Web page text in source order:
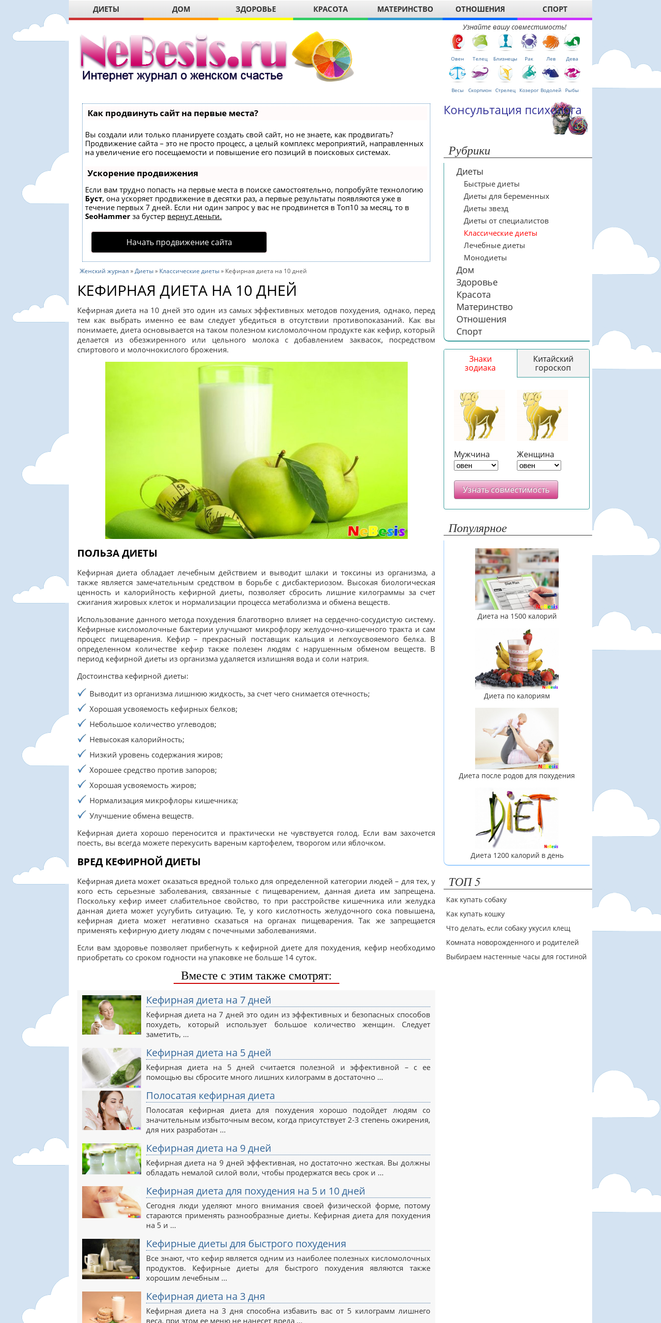
ДИЕТЫ ДОМ ЗДОРОВЬЕ КРАСОТА МАТЕРИНСТВО ОТНОШЕНИЯ СПОРТ
Узнайте вашу совместимость!
Овен Телец Близнецы Рак Лев Дева
Весы Скорпион Стрелец Козерог Водолей Рыбы
Как продвинуть сайт на первые места?
Вы создали или только планируете создать свой сайт, но не знаете, как продвигать?
Продвижение сайта – это не просто процесс, а целый комплекс мероприятий, направленных
на увеличение его посещаемости и повышение его позиций в поисковых системах.
Ускорение продвижения
Если вам трудно попасть на первые места в поиске самостоятельно, попробуйте технологию
Буст, она ускоряет продвижение в десятки раз, а первые результаты появляются уже в
течение первых 7 дней. Если ни один запрос у вас не продвинется в Топ10 за месяц, то в
SeoHammer за бустер вернут деньги.
Начать продвижение сайта
Женский журнал »Диеты» Классические диеты» Кефирная диета на 10 дней
КЕФИРНАЯ ДИЕТА НА 10 ДНЕЙ
Кефирная диета на 10 дней это один из самых эффективных методов похудения, однако, перед
тем как выбрать именно ее вам следует убедиться в отсутствии противопоказаний. Как вы
понимаете, диета основывается на таком полезном кисломолочном продукте как кефир, который
делается из обезжиренного или цельного молока с добавлением заквасок, посредством
спиртового и молочнокислого брожения.
ПОЛЬЗА ДИЕТЫ
Кефирная диета обладает лечебным действием и выводит шлаки и токсины из организма, а
также является замечательным средством в борьбе с дисбактериозом. Высокая биологическая
ценность и калорийность кефирной диеты, позволяет сбросить лишние килограммы за счет
сжигания жировых клеток и нормализации процесса метаболизма и обмена веществ.
Использование данного метода похудения благотворно влияет на сердечно-сосудистую систему.
Кефирные кисломолочные бактерии улучшают микрофлору желудочно-кишечного тракта и сам
процесс пищеварения. Кефир – прекрасный поставщик кальция и легкоусвояемого белка. В
определенном количестве кефир также полезен людям с нарушенным обменом веществ. В
период кефирной диеты из организма удаляется излишняя вода и соли натрия.
Достоинства кефирной диеты:
Выводит из организма лишнюю жидкость, за счет чего снимается отечность;
Хорошая усвояемость кефирных белков;
Небольшое количество углеводов;
Невысокая калорийность;
Низкий уровень содержания жиров;
Хорошее средство против запоров;
Хорошая усвояемость жиров;
Нормализация микрофлоры кишечника;
Улучшение обмена веществ.
Кефирная диета хорошо переносится и практически не чувствуется голод. Если вам захочется
поесть, вы всегда можете перекусить вареным картофелем, творогом или яблочком.
ВРЕД КЕФИРНОЙ ДИЕТЫ
Кефирная диета может оказаться вредной только для определенной категории людей – для тех, у
кого есть серьезные заболевания, связанные с пищеварением, данная диета им запрещена.
Поскольку кефир имеет слабительное свойство, то при расстройстве кишечника или желудка
данная диета может усугубить ситуацию. Те, у кого кислотность желудочного сока повышена,
кефирная диета может негативно сказаться на органах пищеварения. Так же запрещается
применять кефирную диету людям с почечными заболеваниями.
Если вам здоровье позволяет прибегнуть к кефирной диете для похудения, кефир необходимо
приобретать со сроком годности на упаковке не больше 14 суток.
Вместе с этим также смотрят:
Кефирная диета на 7 дней
Кефирная диета на 7 дней это один из эффективных и безопасных способов
похудеть, который использует большое количество женщин. Следует
заметить, ...
Кефирная диета на 5 дней
Кефирная диета на 5 дней считается полезной и эффективной – с ее
помощью вы сбросите много лишних килограмм в достаточно ...
Полосатая кефирная диета
Полосатая кефирная диета для похудения хорошо подойдет людям со
значительным избыточным весом, когда присутствует 2-3 степень ожирения,
для них разработан ...
Кефирная диета на 9 дней
Кефирная диета на 9 дней эффективная, но достаточно жесткая. Вы должны
обладать немалой силой воли, чтобы продержатся весь срок и ...
Кефирная диета для похудения на 5 и 10 дней
Сегодня люди уделяют много внимания своей физической форме, потому
стараются применять разнообразные диеты. Кефирная диета для похудения
на 5 и ...
Кефирные диеты для быстрого похудения
Все знают, что кефир является одним из наиболее полезных кисломолочных
продуктов. Кефирные диеты для быстрого похудения являются также
хорошим лечебным ...
Кефирная диета на 3 дня
Кефирная диета на 3 дня способна избавить вас от 5 килограмм лишнего
веса, при этом ее меню не нанесет вреда ...
Консультация психолога
Рубрики
Диеты
Быстрые диеты
Диеты для беременных
Диеты звезд
Диеты от специалистов
Классические диеты
Лечебные диеты
Монодиеты
Дом
Здоровье
Красота
Материнство
Отношения
Спорт
Знаки
зодиака
Китайский
гороскоп
Мужчина Женщина
Узнать совместимость
Популярное
Диета на 1500 калорий
Диета по калориям
Диета после родов для похудения
Диета 1200 калорий в день
ТОП 5
Как купать собаку
Как купать кошку
Что делать, если собаку укусил клещ
Комната новорожденного и родителей
Выбираем настенные часы для гостиной